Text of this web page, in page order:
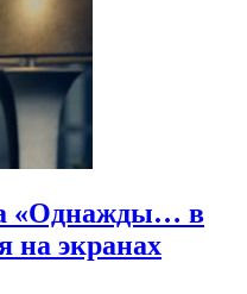
«Однажды… в
на экранах